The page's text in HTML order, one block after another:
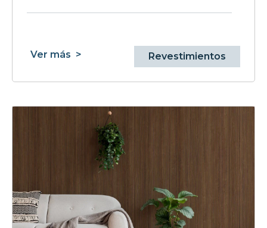
Ver más > Revestimientos